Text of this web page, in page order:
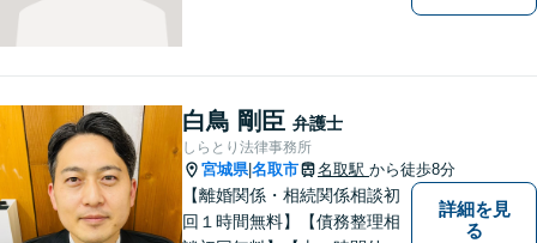
白鳥 剛臣 弁護士
しらとり法律事務所
宮城県|名取市 名取駅 から徒歩8分
【離婚関係・相続関係相談初
回１時間無料】【債務整理相
詳細を見
る